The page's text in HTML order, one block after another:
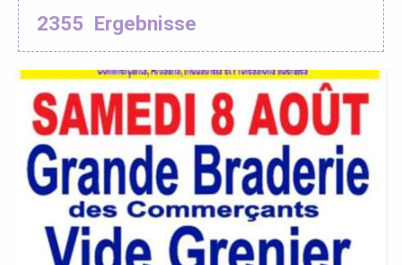
2355 Ergebnisse